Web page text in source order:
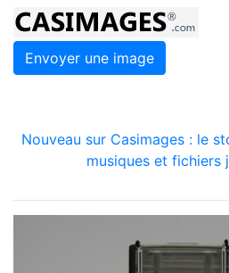
Envoyer une image
Nouveau sur Casimages : le
musiques et fichiers